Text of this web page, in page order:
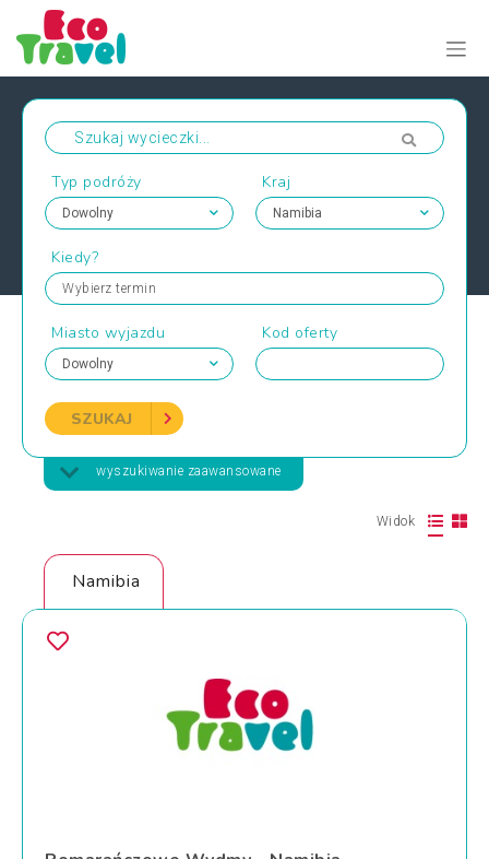
Typ podróży Kraj
Kiedy?
Wybierz termin
Miasto wyjazdu Kod oferty
SZUKAJ
wyszukiwanie zaawansowane
Widok
Namibia